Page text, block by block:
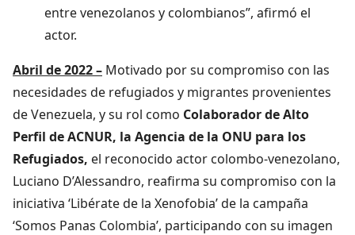
entre venezolanos y colombianos”, afirmó el
actor.
Abril de 2022 – Motivado por su compromiso con las
necesidades de refugiados y migrantes provenientes
de Venezuela, y su rol como Colaborador de Alto
Perfil de ACNUR, la Agencia de la ONU para los
Refugiados, el reconocido actor colombo-venezolano,
Luciano D’Alessandro, reafirma su compromiso con la
iniciativa ‘Libérate de la Xenofobia’ de la campaña
‘Somos Panas Colombia’, participando con su imagen